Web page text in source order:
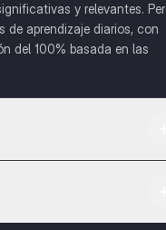
y relevantes.
de aprendizaje diarios, con
del 100% basada en las